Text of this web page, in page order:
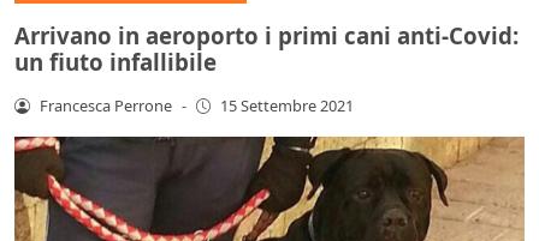
Arrivano in aeroporto i primi cani anti-Covid:
un fiuto infallibile
Francesca Perrone - 15 Settembre 2021